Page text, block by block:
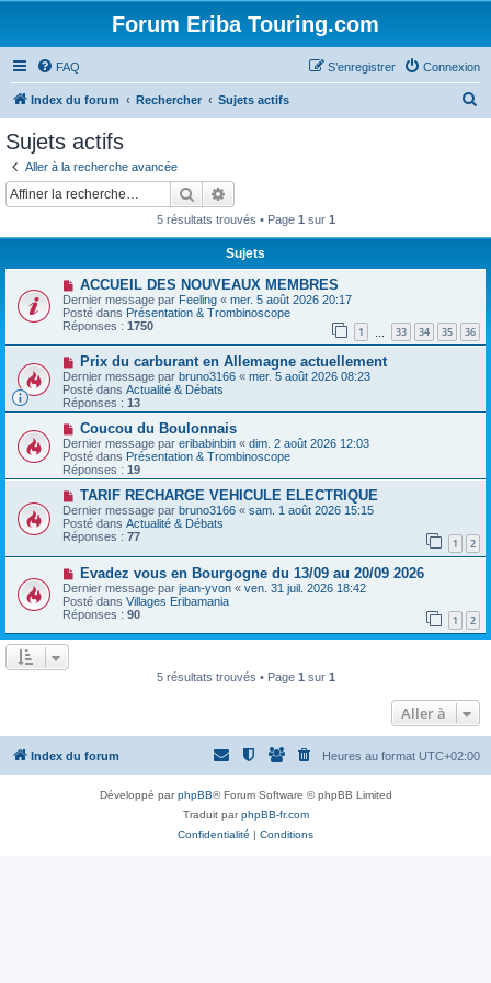
Forum Eriba Touring.com
FAQ Connexion
S’enregistrer
Index du forum Rechercher Sujets actifs
Sujets actifs
Aller à la recherche avancée
Rechercher
5 résultats trouvés • Page 1 sur 1
Sujets
N
o
u
v
e
a
m
e
s
s
a
g
e
ACCUEIL DES NOUVEAUX MEMBRES
Dernier message par Feeling « mer. 5 août 2026 20:17
Posté dans Présentation & Trombinoscope
Réponses : 1750 1 33 34 35 36
N
o
u
v
e
a
m
e
s
s
g
e
Prix ​​du carburant en Allemagne actuellement
Dernier message par bruno3166 « mer. 5 août 2026 08:23
Posté dans Actualité & Débats
Réponses : 13
N
o
u
v
e
a
m
e
s
s
a
g
e
Coucou du Boulonnais
Dernier message par eribabinbin « dim. 2 août 2026 12:03
Posté dans Présentation & Trombinoscope
Réponses : 19
N
o
u
v
e
a
u
m
e
s
s
a
TARIF RECHARGE VEHICULE ELECTRIQUE
Dernier message par bruno3166 « sam. 1 août 2026 15:15
Posté dans Actualité & Débats
Réponses : 77 1 2
N
o
u
v
e
a
Evadez vous en Bourgogne du 13/09 au 20/09 2026
Dernier message par jean-yvon « ven. 31 juil. 2026 18:42
Posté dans Villages Eribamania
Réponses : 90 1 2
5 résultats trouvés • Page 1sur 1
Aller à
Index du forum Heures au format UTC+02:00
Développé parphpBB® Forum Software © phpBB Limited
Traduit parphpBB-fr.com
Confidentialité
Conditions